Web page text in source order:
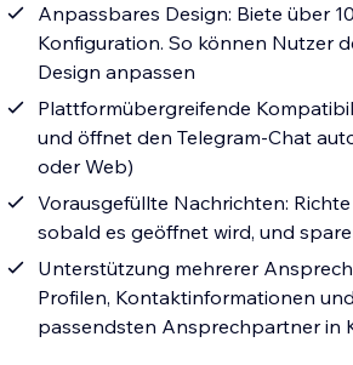
Anpassbares Design: Biete über
Konfiguration. So können Nutzer
Design anpassen
Plattformübergreifende
und öffnet den Telegram-Chat
oder Web)
Vorausgefüllte Nachrichten:
sobald es geöffnet wird, und
Unterstützung mehrerer
Profilen, Kontaktinformationen
passendsten Ansprechpartner in